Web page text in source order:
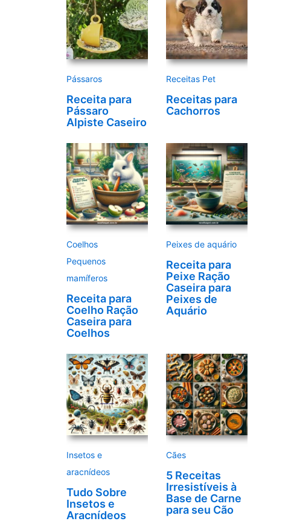
e
v
í
d
e
Pássaros
Receita para
Pássaro
Alpiste Caseiro
Receitas Pet
Receitas para
Cachorros
Coelhos
Pequenos
mamíferos
Receita para
Coelho Ração
Caseira para
Coelhos
Peixes de aquário
Receita para
Peixe Ração
Caseira para
Peixes de
Aquário
Insetos e
aracnídeos
Tudo Sobre
Insetos e
Aracnídeos
Cães
5 Receitas
Irresistíveis à
Base de Carne
para seu Cão